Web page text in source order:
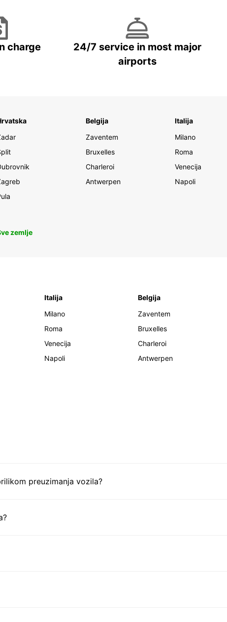
charge
24/7 service in most major
airports
Belgija
Zaventem
Bruxelles
Charleroi
Antwerpen
Italija
Milano
Roma
Venecija
Napoli
zemlje
Italija
Milano
Roma
Venecija
Napoli
Belgija
Zaventem
Bruxelles
Charleroi
Antwerpen
preuzimanja vozila?